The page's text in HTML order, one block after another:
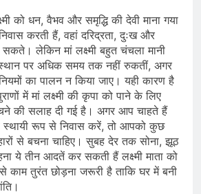
और पारंपरिक वस्त्रों को मिलेगा बढ़ावा
2, 2026
नरेंद्र मोदी ने भोगापुरम
हवाई अड्डे का उद्घाटन किया,
प्रदेश में ₹18,000 करोड़ की विकास
की शुरुआत
2, 2026
सरकार ने विस्तारित Khelo India
को मंजूरी दी, खेल ढाँचे को मजबूत
के लिए ₹36,441 करोड़ का बड़ा
1, 2026
को धन, वैभव और समृद्धि की देवी माना गया
करती हैं, वहां दरिद्रता, दुःख और
लेकिन मां लक्ष्मी बहुत चंचला मानी
स्थान पर अधिक समय तक नहीं रुकतीं, अगर
का पालन न किया जाए। यही कारण है
में मां लक्ष्मी की कृपा को पाने के लिए
की सलाह दी गई है। अगर आप चाहते हैं
स्थायी रूप से निवास करें, तो आपको कुछ
से बचना चाहिए। सुबह देर तक सोना, झूठ
ये तीन आदतें कर सकती हैं लक्ष्मी माता को
काम तुरंत छोड़ना जरूरी है ताकि घर में बनी